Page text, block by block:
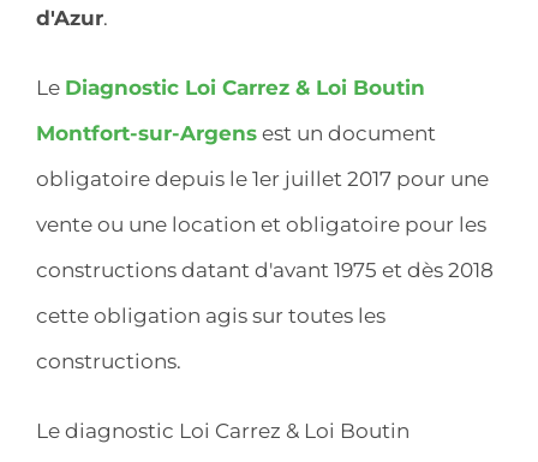
d'Azur.
Le Diagnostic Loi Carrez & Loi Boutin
Montfort-sur-Argens est un document
obligatoire depuis le 1er juillet 2017 pour une
vente ou une location et obligatoire pour les
constructions datant d'avant 1975 et dès 2018
cette obligation agis sur toutes les
constructions.
Le diagnostic Loi Carrez & Loi Boutin